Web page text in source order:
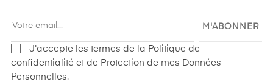
M'ABONNER
J'accepte les termes de la Politique de
confidentialité et de Protection de mes Données
Personnelles.